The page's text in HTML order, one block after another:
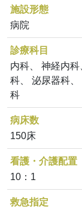
施設形態
病院
診療科目
内科、 神経内
科、 泌尿器科
科
病床数
150床
看護・介護配置
10：1
救急指定